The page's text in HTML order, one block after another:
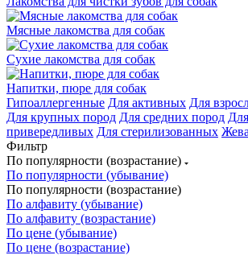
Мясные лакомства для собак
Сухие лакомства для собак
Напитки, пюре для собак
Гипоаллергенные Для активных Для
Для крупных пород Для средних пород
привередливых Для стерилизованных
Фильтр
По популярности (возрастание)
По популярности (убывание)
По популярности (возрастание)
По алфавиту (убывание)
По алфавиту (возрастание)
По цене (убывание)
По цене (возрастание)